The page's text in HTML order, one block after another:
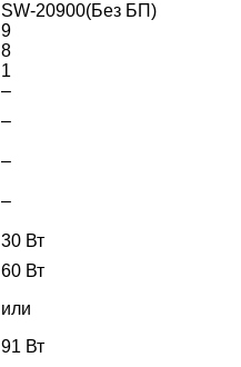
SW-20900(Без БП)
9
8
1
–
–
–
–
30 Вт
60 Вт
или
91 Вт